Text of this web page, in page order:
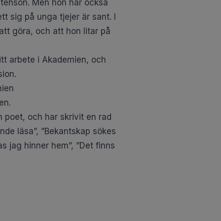
Men hon har också
sig på unga tjejer är sant. I
göra, och att hon litar på
arbete i Akademien, och
.
poet, och har skrivit en rad
läsa”, ”Bekantskap sökes
jag hinner hem”, ”Det finns